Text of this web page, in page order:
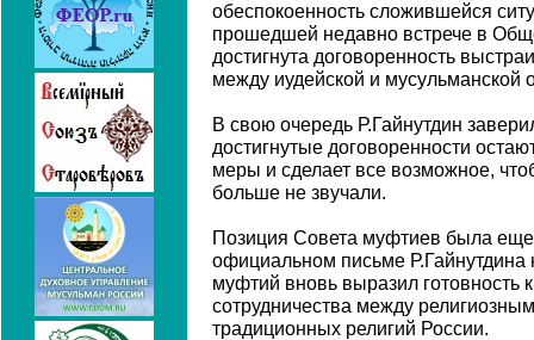
обеспокоенность сложившейся
прошедшей недавно встрече в
достигнута договоренность
между иудейской и мусульманской
В свою очередь Р.Гайнутдин
достигнутые договоренности
меры и сделает все возможное,
больше не звучали.
Позиция Совета муфтиев была
официальном письме
муфтий вновь выразил готовность
сотрудничества между
традиционных религий России.